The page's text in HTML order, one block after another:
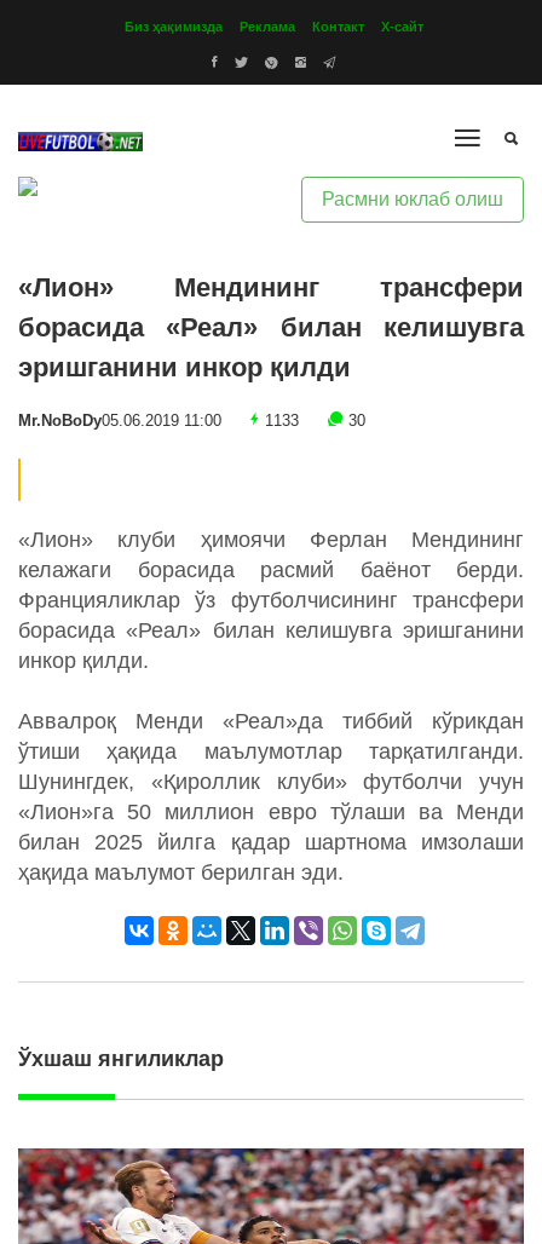
Биз ҳақимизда Реклама Контакт Х-сайт
Расмни юклаб олиш
«Лион» Мендининг трансфери
борасида «Реал» билан келишувга
эришганини инкор қилди
Mr.NoBoDy05.06.2019 11:00 1133 30
«Лион» клуби ҳимоячи Ферлан Мендининг
келажаги борасида расмий баёнот берди.
Францияликлар ўз футболчисининг трансфери
борасида «Реал» билан келишувга эришганини
инкор қилди.
Аввалроқ Менди «Реал»да тиббий кўрикдан
ўтиши ҳақида маълумотлар тарқатилганди.
Шунингдек, «Қироллик клуби» футболчи учун
«Лион»га 50 миллион евро тўлаши ва Менди
билан 2025 йилга қадар шартнома имзолаши
ҳақида маълумот берилган эди.
Ўхшаш янгиликлар